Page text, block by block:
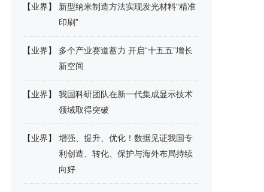
【业界】
新型纳米制造方法实现发光材料“精准
印刷”
【业界】
多个产业赛道蓄力 开启“十五五”增长
新空间
【业界】
我国科研团队在新一代集成显示技术
领域取得突破
【业界】
增强、提升、优化！数据见证我国专
利创造、转化、保护与海外布局持续
向好